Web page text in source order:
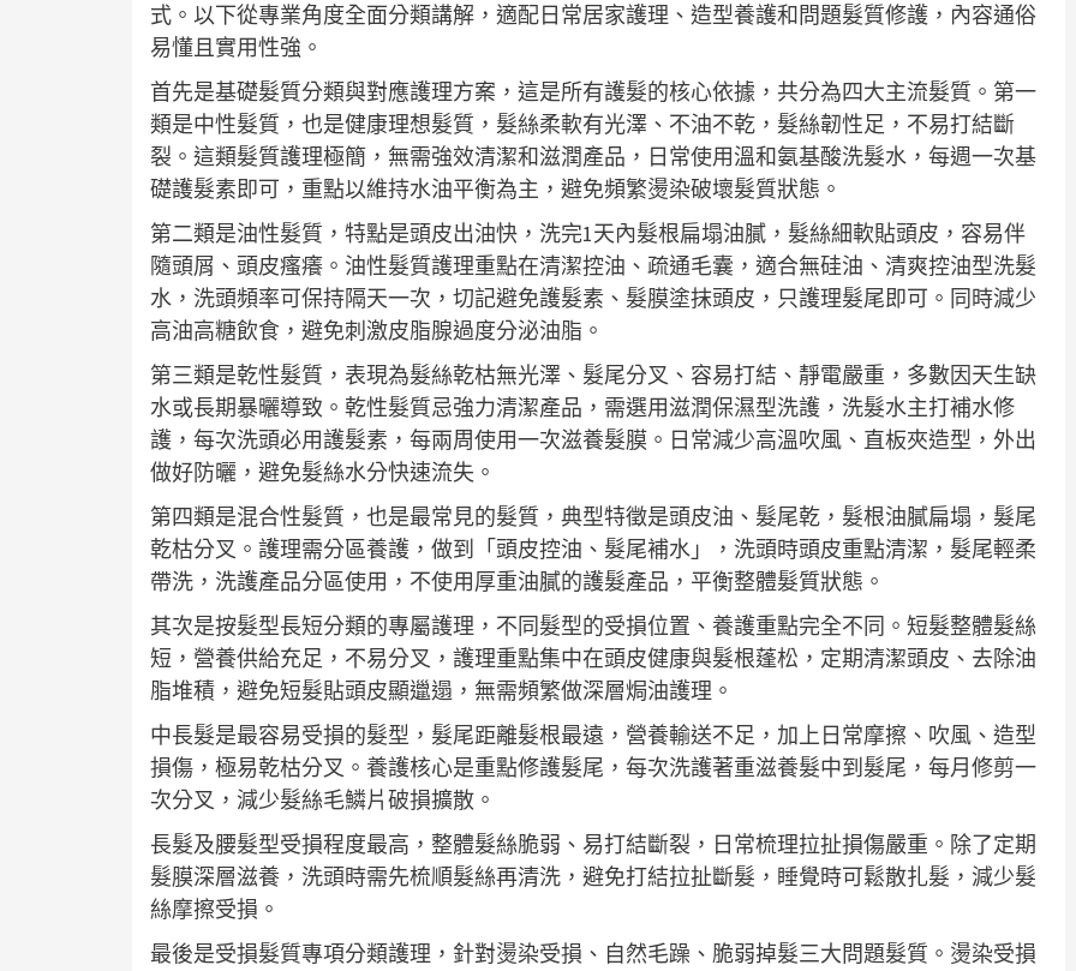
式。以下從專業角度全面分類講解，適配日常居家護理、造型養護和問題髮質修護，內容通俗
易懂且實用性強。
首先是基礎髮質分類與對應護理方案，這是所有護髮的核心依據，共分為四大主流髮質。第一
類是中性髮質，也是健康理想髮質，髮絲柔軟有光澤、不油不乾，髮絲韌性足，不易打結斷
裂。這類髮質護理極簡，無需強效清潔和滋潤產品，日常使用溫和氨基酸洗髮水，每週一次基
礎護髮素即可，重點以維持水油平衡為主，避免頻繁燙染破壞髮質狀態。
第二類是油性髮質，特點是頭皮出油快，洗完1天內髮根扁塌油膩，髮絲細軟貼頭皮，容易伴
隨頭屑、頭皮瘙癢。油性髮質護理重點在清潔控油、疏通毛囊，適合無硅油、清爽控油型洗髮
水，洗頭頻率可保持隔天一次，切記避免護髮素、髮膜塗抹頭皮，只護理髮尾即可。同時減少
高油高糖飲食，避免刺激皮脂腺過度分泌油脂。
第三類是乾性髮質，表現為髮絲乾枯無光澤、髮尾分叉、容易打結、靜電嚴重，多數因天生缺
水或長期暴曬導致。乾性髮質忌強力清潔產品，需選用滋潤保濕型洗護，洗髮水主打補水修
護，每次洗頭必用護髮素，每兩周使用一次滋養髮膜。日常減少高溫吹風、直板夾造型，外出
做好防曬，避免髮絲水分快速流失。
第四類是混合性髮質，也是最常見的髮質，典型特徵是頭皮油、髮尾乾，髮根油膩扁塌，髮尾
乾枯分叉。護理需分區養護，做到「頭皮控油、髮尾補水」，洗頭時頭皮重點清潔，髮尾輕柔
帶洗，洗護產品分區使用，不使用厚重油膩的護髮產品，平衡整體髮質狀態。
其次是按髮型長短分類的專屬護理，不同髮型的受損位置、養護重點完全不同。短髮整體髮絲
短，營養供給充足，不易分叉，護理重點集中在頭皮健康與髮根蓬松，定期清潔頭皮、去除油
脂堆積，避免短髮貼頭皮顯邋遢，無需頻繁做深層焗油護理。
中長髮是最容易受損的髮型，髮尾距離髮根最遠，營養輸送不足，加上日常摩擦、吹風、造型
損傷，極易乾枯分叉。養護核心是重點修護髮尾，每次洗護著重滋養髮中到髮尾，每月修剪一
次分叉，減少髮絲毛鱗片破損擴散。
長髮及腰髮型受損程度最高，整體髮絲脆弱、易打結斷裂，日常梳理拉扯損傷嚴重。除了定期
髮膜深層滋養，洗頭時需先梳順髮絲再清洗，避免打結拉扯斷髮，睡覺時可鬆散扎髮，減少髮
絲摩擦受損。
最後是受損髮質專項分類護理，針對燙染受損、自然毛躁、脆弱掉髮三大問題髮質。燙染受損